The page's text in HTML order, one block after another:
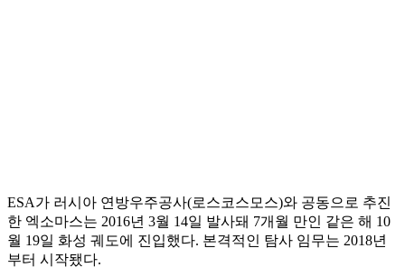
ESA가 러시아 연방우주공사(로스코스모스)와 공동으로 추진
한 엑소마스는 2016년 3월 14일 발사돼 7개월 만인 같은 해 10
월 19일 화성 궤도에 진입했다. 본격적인 탐사 임무는 2018년
부터 시작됐다.